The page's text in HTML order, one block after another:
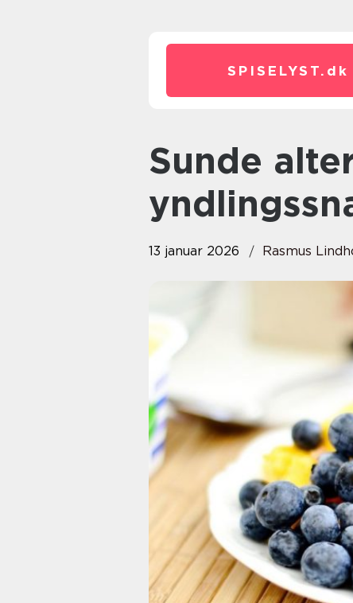
SPISELYST. dk
Sunde alternativer til dine
13 januar 2026 Rasmus